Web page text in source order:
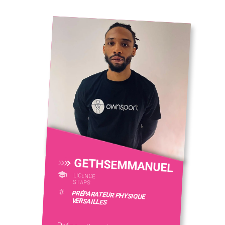
GETHSEMMANUEL
LICENCE
STAPS
# PRÉPARATEUR PHYSIQUE
VERSAILLES